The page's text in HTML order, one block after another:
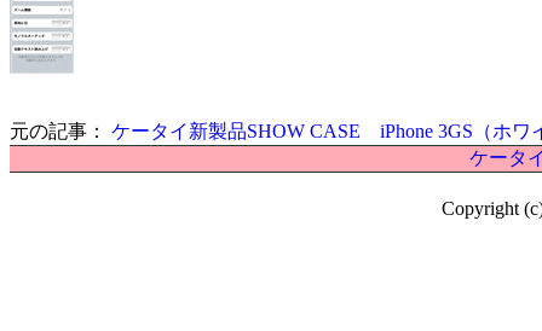
元の記事： ケータイ新製品SHOW CASE iPhone 3GS（ホワ
ケータ
Copyright